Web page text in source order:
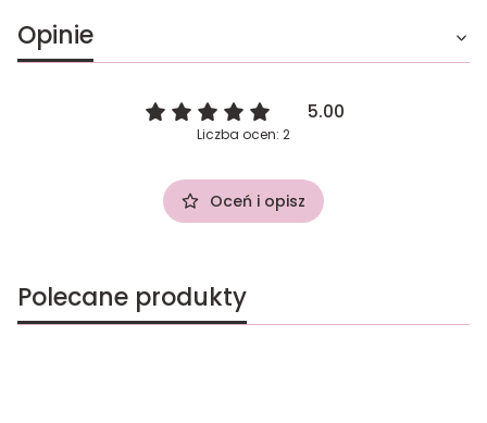
Opinie
5.00
Liczba ocen: 2
Oceń i opisz
Polecane produkty